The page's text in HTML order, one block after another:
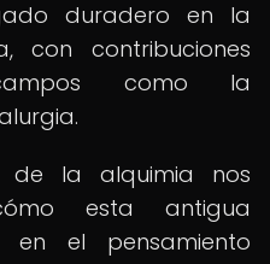
duradero en la
con contribuciones
como la
de la alquimia nos
esta antigua
en el pensamiento